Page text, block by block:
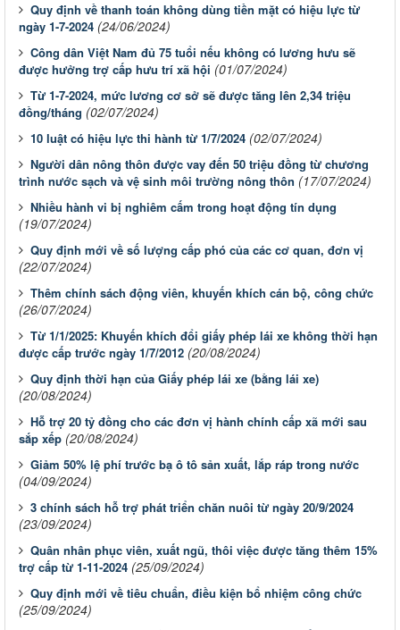
Quy định về thanh toán không dùng tiền mặt có hiệu lực từ
ngày 1-7-2024 (24/06/2024)
Công dân Việt Nam đủ 75 tuổi nếu không có lương hưu sẽ
được hưởng trợ cấp hưu trí xã hội (01/07/2024)
Từ 1-7-2024, mức lương cơ sở sẽ được tăng lên 2,34 triệu
đồng/tháng (02/07/2024)
10 luật có hiệu lực thi hành từ 1/7/2024 (02/07/2024)
Người dân nông thôn được vay đến 50 triệu đồng từ chương
trình nước sạch và vệ sinh môi trường nông thôn (17/07/2024)
Nhiều hành vi bị nghiêm cấm trong hoạt động tín dụng
(19/07/2024)
Quy định mới về số lượng cấp phó của các cơ quan, đơn vị
(22/07/2024)
Thêm chính sách động viên, khuyến khích cán bộ, công chức
(26/07/2024)
Từ 1/1/2025: Khuyến khích đổi giấy phép lái xe không thời hạn
được cấp trước ngày 1/7/2012 (20/08/2024)
Quy định thời hạn của Giấy phép lái xe (bằng lái xe)
(20/08/2024)
Hỗ trợ 20 tỷ đồng cho các đơn vị hành chính cấp xã mới sau
sắp xếp (20/08/2024)
Giảm 50% lệ phí trước bạ ô tô sản xuất, lắp ráp trong nước
(04/09/2024)
3 chính sách hỗ trợ phát triển chăn nuôi từ ngày 20/9/2024
(23/09/2024)
Quân nhân phục viên, xuất ngũ, thôi việc được tăng thêm 15%
trợ cấp từ 1-11-2024 (25/09/2024)
Quy định mới về tiêu chuẩn, điều kiện bổ nhiệm công chức
(25/09/2024)